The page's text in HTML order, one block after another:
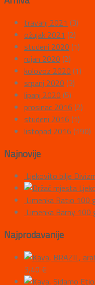
travanj 2021 (3)
ožujak 2021 (2)
studeni 2020 (1)
rujan 2020 (2)
kolovoz 2020 (1)
srpanj 2020 (3)
lipanj 2020 (5)
prosinac 2016 (2)
studeni 2016 (1)
listopad 2016 (190)
Najnovije
Ljekovito bilje
Limenka Ratio 100
Limenka Barny 100
Najprodavanije
3,40 €